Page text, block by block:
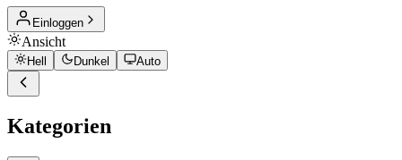
Einloggen
Ansicht
Hell Dunkel Auto
Kategorien